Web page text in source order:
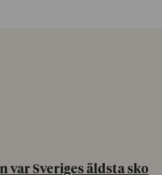
var Sveriges äldsta sko